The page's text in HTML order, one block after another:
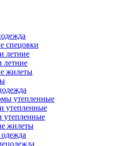
спецовки
летние
летние
жилеты
утепленные
утепленные
утепленные
жилеты